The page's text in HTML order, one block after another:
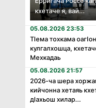
кхетаче я, вай...
05.08.2026 23:53
Тӏема тохкама оагӏон
кулгалхошца,
Мехкадаь
05.08.2026 21:57
2026-ча шера
кийчонна хетаяь
дӏахьош хилар...